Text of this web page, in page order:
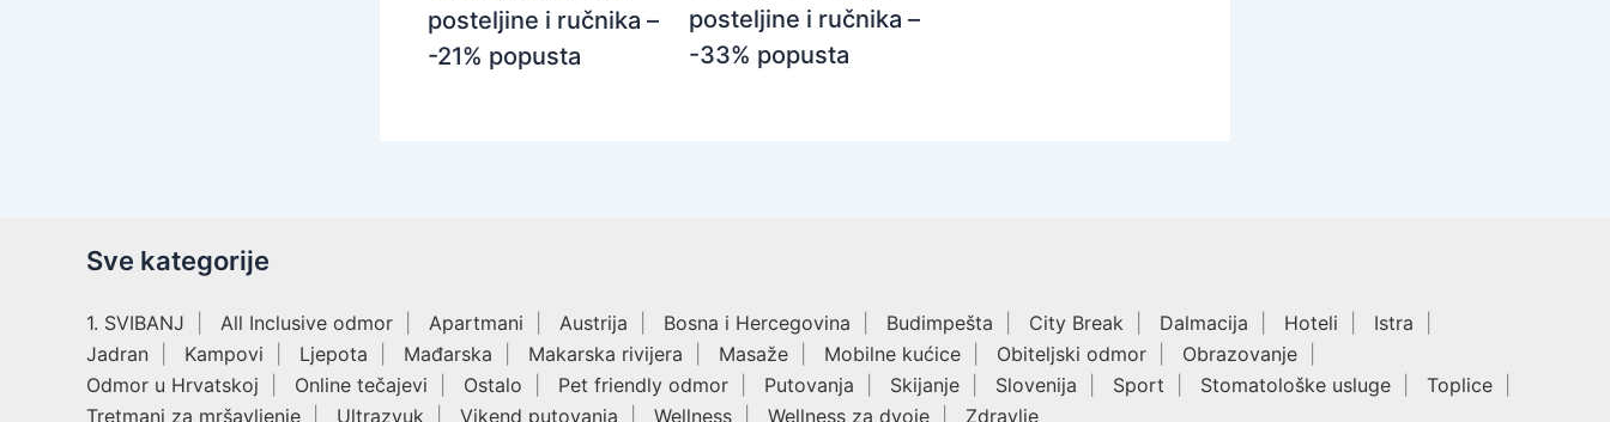
posteljine i ručnika –
-21% popusta
posteljine i ručnika –
-33% popusta
Sve kategorije
1. SVIBANJ All Inclusive odmor Apartmani Austrija Bosna i Hercegovina Budimpešta City Break Dalmacija Hoteli
Istra
Jadran
Kampovi Ljepota Mađarska Makarska rivijera Masaže Mobilne kućice Obiteljski odmor
Obrazovanje
Odmor u Hrvatskoj
Online tečajevi Ostalo Pet friendly odmor Putovanja Skijanje Slovenija Sport Stomatološke usluge
Toplice
Tretmani za mršavljenje
Ultrazvuk Vikend putovanja Wellness Wellness za dvoje Zdravlje